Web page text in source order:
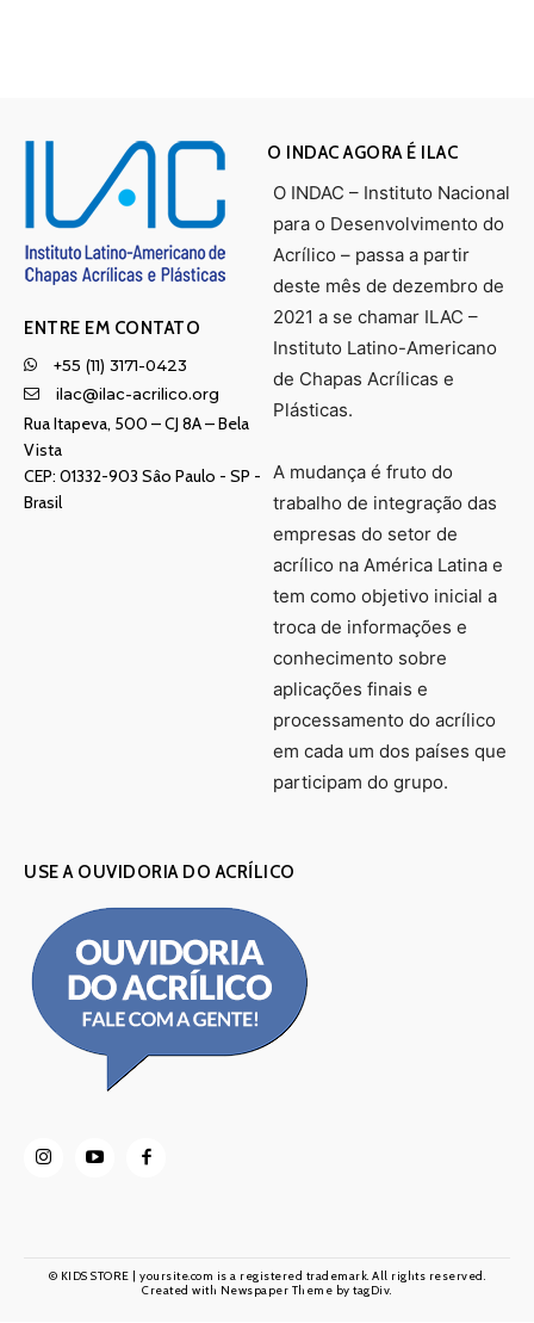
ENTRE EM CONTATO
+55 (11) 3171-0423
ilac@ilac-acrilico.org
Rua Itapeva, 500 – CJ 8A – Bela
Vista
CEP: 01332-903 Sâo Paulo - SP -
Brasil
O INDAC AGORA É ILAC
O INDAC – Instituto Nacional
para o Desenvolvimento do
Acrílico – passa a partir
deste mês de dezembro de
2021 a se chamar ILAC –
Instituto Latino-Americano
de Chapas Acrílicas e
Plásticas.
A mudança é fruto do
trabalho de integração das
empresas do setor de
acrílico na América Latina e
tem como objetivo inicial a
troca de informações e
conhecimento sobre
aplicações finais e
processamento do acrílico
em cada um dos países que
participam do grupo.
USE A OUVIDORIA DO ACRÍLICO
© KIDS STORE | yoursite.com is a registered trademark. All rights reserved.
Created with Newspaper Theme by tagDiv.